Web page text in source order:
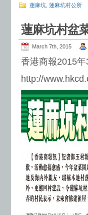
蓮麻坑 蓮麻坑村公所
蓮麻坑村盆
March 7th, 2015
香港商報2015
http://